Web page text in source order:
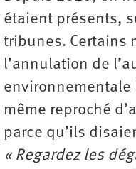
étaient présents,
tribunes. Certains
l’annulation de
environnementale
même reproché
parce qu’ils
« Regardez les